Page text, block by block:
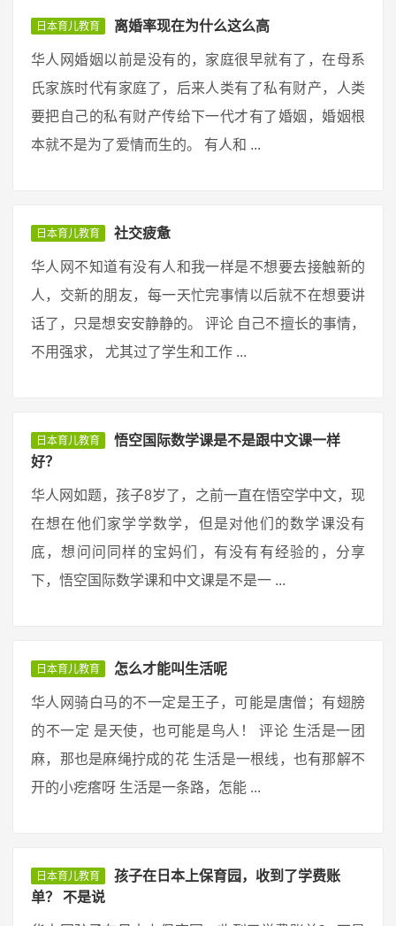
日本育儿教育 离婚率现在为什么这么高
华人网婚姻以前是没有的，家庭很早就有了，在母系
氏家族时代有家庭了，后来人类有了私有财产，人类
要把自己的私有财产传给下一代才有了婚姻，婚姻根
本就不是为了爱情而生的。 有人和 ...
日本育儿教育 社交疲惫
华人网不知道有没有人和我一样是不想要去接触新的
人，交新的朋友，每一天忙完事情以后就不在想要讲
话了，只是想安安静静的。 评论 自己不擅长的事情，
不用强求， 尤其过了学生和工作 ...
日本育儿教育
悟空国际数学课是不是跟中文课一样
好？
华人网如题，孩子8岁了，之前一直在悟空学中文，现
在想在他们家学学数学，但是对他们的数学课没有
底，想问问同样的宝妈们，有没有有经验的，分享
下，悟空国际数学课和中文课是不是一 ...
日本育儿教育 怎么才能叫生活呢
华人网骑白马的不一定是王子，可能是唐僧；有翅膀
的不一定 是天使，也可能是鸟人！ 评论 生活是一团
麻，那也是麻绳拧成的花 生活是一根线，也有那解不
开的小疙瘩呀 生活是一条路，怎能 ...
日本育儿教育
孩子在日本上保育园，收到了学费账
单？ 不是说